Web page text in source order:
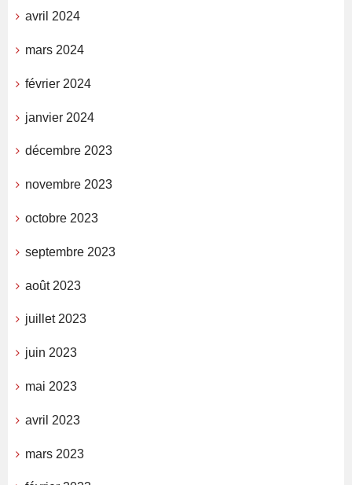
avril 2024
mars 2024
février 2024
janvier 2024
décembre 2023
novembre 2023
octobre 2023
septembre 2023
août 2023
juillet 2023
juin 2023
mai 2023
avril 2023
mars 2023